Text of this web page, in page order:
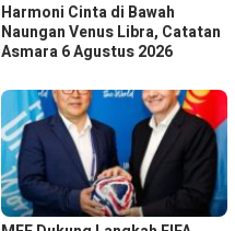
Harmoni Cinta di Bawah
Naungan Venus Libra, Catatan
Asmara 6 Agustus 2026